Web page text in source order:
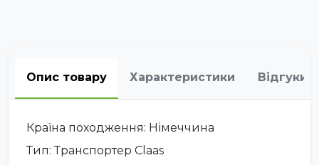
Опис товару Характеристики Відгуки
Країна походження: Німеччина
Тип: Транспортер Claas